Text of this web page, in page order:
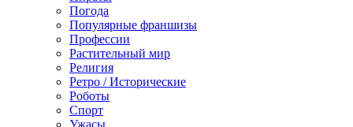
Погода
Популярные франшизы
Профессии
Растительный мир
Религия
Ретро / Исторические
Роботы
Спорт
Ужасы